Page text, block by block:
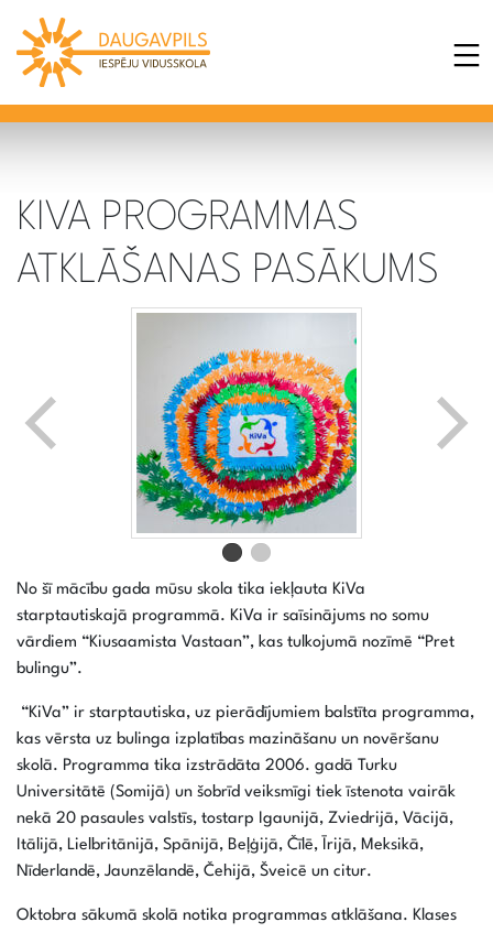
KIVA PROGRAMMAS
ATKLĀŠANAS PASĀKUMS
No šī mācību gada mūsu skola tika iekļauta KiVa
starptautiskajā programmā. KiVa ir saīsinājums no somu
vārdiem “Kiusaamista Vastaan”, kas tulkojumā nozīmē “Pret
bulingu”.
“KiVa” ir starptautiska, uz pierādījumiem balstīta programma,
kas vērsta uz bulinga izplatības mazināšanu un novēršanu
skolā. Programma tika izstrādāta 2006. gadā Turku
Universitātē (Somijā) un šobrīd veiksmīgi tiek īstenota vairāk
nekā 20 pasaules valstīs, tostarp Igaunijā, Zviedrijā, Vācijā,
Itālijā, Lielbritānijā, Spānijā, Beļģijā, Čīlē, Īrijā, Meksikā,
Nīderlandē, Jaunzēlandē, Čehijā, Šveicē un citur.
Oktobra sākumā skolā notika programmas atklāšana. Klases